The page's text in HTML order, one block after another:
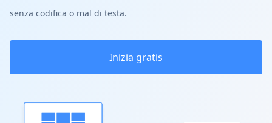
senza codifica o mal di testa.
Inizia gratis